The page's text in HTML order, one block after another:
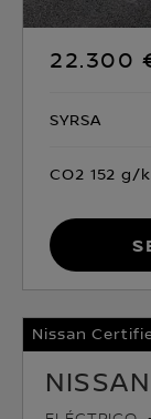
22.300
SYRSA
CO2 152 g/
Nissan